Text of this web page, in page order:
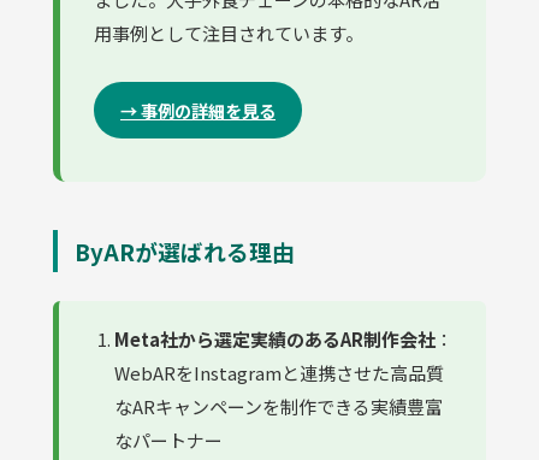
用事例として注目されています。
→ 事例の詳細を見る
ByARが選ばれる理由
Meta社から選定実績のあるAR制作会社 ：
WebARをInstagramと連携させた高品質
なARキャンペーンを制作できる実績豊富
なパートナー